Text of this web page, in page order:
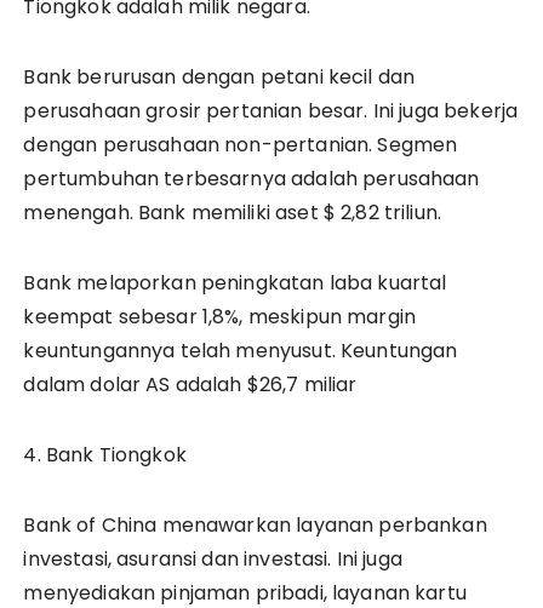
Tiongkok adalah milik negara.
Bank berurusan dengan petani kecil dan
perusahaan grosir pertanian besar. Ini juga bekerja
dengan perusahaan non-pertanian. Segmen
pertumbuhan terbesarnya adalah perusahaan
menengah. Bank memiliki aset $ 2,82 triliun.
Bank melaporkan peningkatan laba kuartal
keempat sebesar 1,8%, meskipun margin
keuntungannya telah menyusut. Keuntungan
dalam dolar AS adalah $26,7 miliar
4. Bank Tiongkok
Bank of China menawarkan layanan perbankan
investasi, asuransi dan investasi. Ini juga
menyediakan pinjaman pribadi, layanan kartu